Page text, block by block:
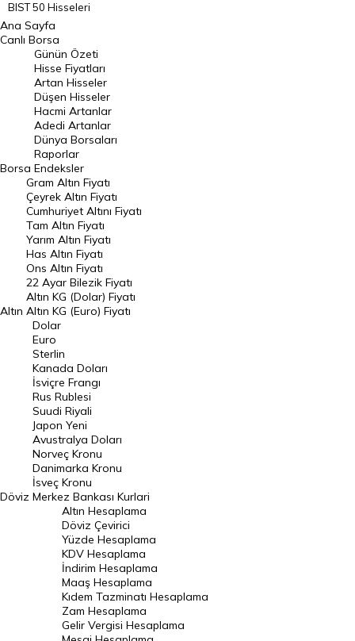
BIST 50 Hisseleri
BIST 100 Hisseleri
En Çok Artan Hisseler
En Çok Düşen Hisseler
Hacmi Artanlar
Geçmiş Kapanışlar
Dünya Borsaları
Raporlar
Endeksler
DÖVİZ
Döviz Kuru
Dolar Kuru
Euro Kuru
Pound Kuru
Frank Kuru
Riyal Kuru
Avustralya Doları
Danimarka Kronu Kuru
Kanada Doları Kuru
Norveç Kronu Kuru
İsveç Kronu Kuru
Japon Yeni Kuru
Serbest Piyasa Döviz Kurları
Merkez Bankası Döviz Kurları
Ana Sayfa
Canlı Borsa
Borsa
Günün Özeti
Hisse Fiyatları
Artan Hisseler
Düşen Hisseler
Hacmi Artanlar
Adedi Artanlar
Dünya Borsaları
Raporlar
Endeksler
Altın
Gram Altın Fiyatı
Çeyrek Altın Fiyatı
Cumhuriyet Altını Fiyatı
Tam Altın Fiyatı
Yarım Altın Fiyatı
Has Altın Fiyatı
Ons Altın Fiyatı
22 Ayar Bilezik Fiyatı
Altın KG (Dolar) Fiyatı
Altın KG (Euro) Fiyatı
Döviz
Dolar
Euro
Sterlin
Kanada Doları
İsviçre Frangı
Rus Rublesi
Suudi Riyali
Japon Yeni
Avustralya Doları
Norveç Kronu
Danimarka Kronu
İsveç Kronu
Merkez Bankası Kurlari
Altın Hesaplama
Döviz Çevirici
Yüzde Hesaplama
KDV Hesaplama
İndirim Hesaplama
Maaş Hesaplama
Kıdem Tazminatı Hesaplama
Zam Hesaplama
Gelir Vergisi Hesaplama